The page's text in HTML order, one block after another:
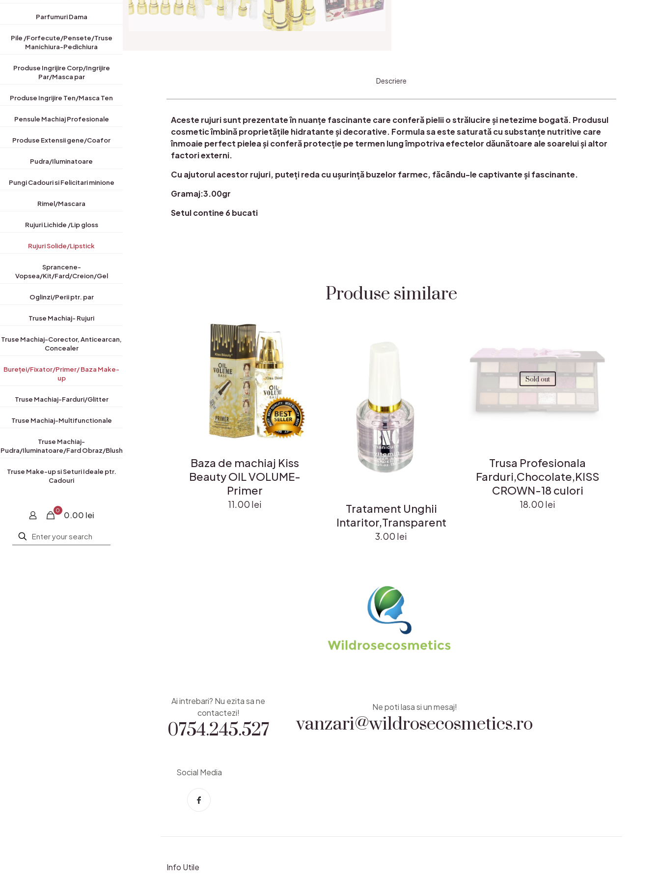
Parfumuri Dama
Pile /Forfecute/Pensete/Truse
Manichiura-Pedichiura
Produse Ingrijire Corp/Ingrijire
Par/Masca par
Produse Ingrijire Ten/Masca Ten
Pensule Machiaj Profesionale
Produse Extensii gene/Coafor
Pudra/Iluminatoare
Pungi Cadouri si Felicitari minione
Rimel/Mascara
Rujuri Lichide /Lip gloss
Rujuri Solide/Lipstick
Sprancene-
Vopsea/Kit/Fard/Creion/Gel
Oglinzi/Perii ptr. par
Truse Machiaj- Rujuri
Truse Machiaj-Corector, Anticearcan,
Concealer
Bureței/Fixator/Primer/ Baza Make-
up
Truse Machiaj-Farduri/Glitter
Truse Machiaj-Multifunctionale
Truse Machiaj-
Pudra/Iluminatoare/Fard Obraz/Blush
Truse Make-up si Seturi Ideale ptr.
Cadouri
0 0.00 lei
Descriere
Aceste rujuri sunt prezentate în nuanțe fascinante care conferă pielii o strălucire și netezime bogată. Produsul
cosmetic îmbină proprietățile hidratante și decorative. Formula sa este saturată cu substanțe nutritive care
înmoaie perfect pielea și conferă protecție pe termen lung împotriva efectelor dăunătoare ale soarelui și altor
factori externi.
Cu ajutorul acestor rujuri, puteți reda cu ușurință buzelor farmec, făcându-le captivante și fascinante.
Gramaj:3.00gr
Setul contine 6 bucati
Produse similare
Baza de machiaj Kiss
Beauty OIL VOLUME-
Primer
11.00 lei
Tratament Unghii
Intaritor,Transparent
3.00 lei
Sold out
Trusa Profesionala
Farduri,Chocolate,KISS
CROWN-18 culori
18.00 lei
0754.245.527
Ai intrebari? Nu ezita sa ne
contactezi!
vanzari@wildrosecosmetics.ro
Ne poti lasa si un mesaj!
Social Media
Info Utile